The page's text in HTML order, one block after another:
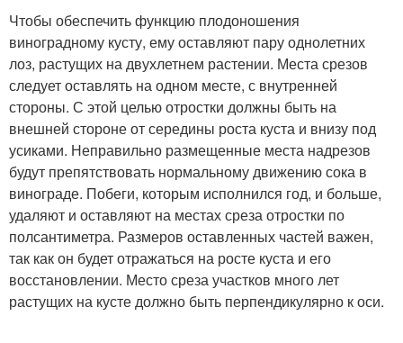
Чтобы обеспечить функцию плодоношения
виноградному кусту, ему оставляют пару однолетних
лоз, растущих на двухлетнем растении. Места срезов
следует оставлять на одном месте, с внутренней
стороны. С этой целью отростки должны быть на
внешней стороне от середины роста куста и внизу под
усиками. Неправильно размещенные места надрезов
будут препятствовать нормальному движению сока в
винограде. Побеги, которым исполнился год, и больше,
удаляют и оставляют на местах среза отростки по
полсантиметра. Размеров оставленных частей важен,
так как он будет отражаться на росте куста и его
восстановлении. Место среза участков много лет
растущих на кусте должно быть перпендикулярно к оси.